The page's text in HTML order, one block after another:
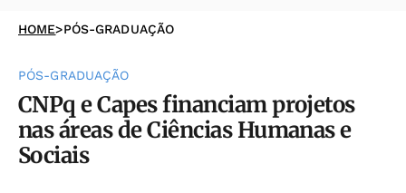
HOME>PÓS-GRADUAÇÃO
PÓS-GRADUAÇÃO
CNPq e Capes financiam projetos
nas áreas de Ciências Humanas e
Sociais